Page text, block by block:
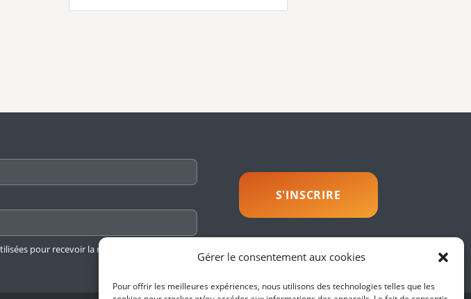
Gérer le consentement aux cookies
Pour offrir les meilleures expériences, nous utilisons des technologies telles que les
pour recevoir la newsletter.